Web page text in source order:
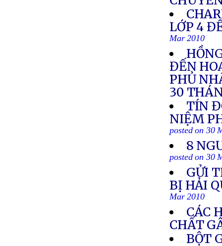
LỚP 4
Mar 2010
ĐẾN
PHỦ
30
TÍN
NIỆM
posted on 30
8
posted on 30
GỬI
BỊ HẢI
Mar 2010
CÁC
CHẤT
BỘT